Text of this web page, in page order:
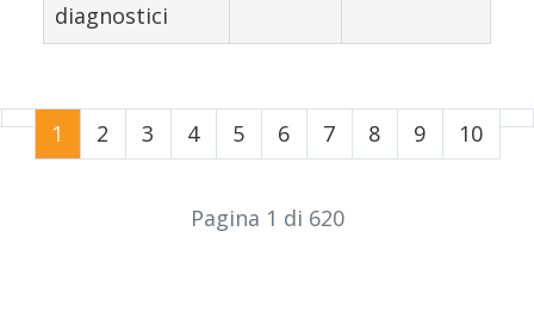
diagnostici
1 2 3 4 5 6 7 8 9 10
Pagina 1 di 620